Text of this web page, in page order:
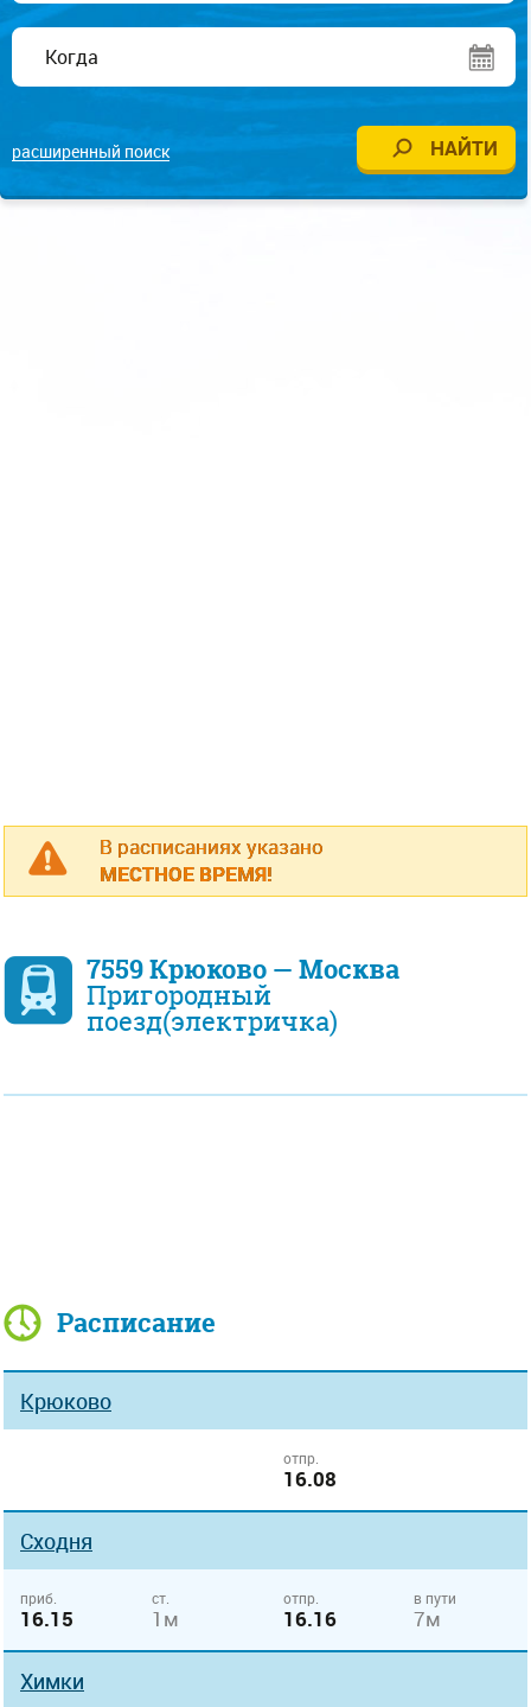
расширенный поиск
В расписаниях указано
МЕСТНОЕ ВРЕМЯ!
7559 Крюково — Москва
Пригородный
поезд(электричка)
Расписание
Крюково
отпр.
16.08
Сходня
приб.
16.15
ст.
1м
отпр.
16.16
в пути
7м
Химки